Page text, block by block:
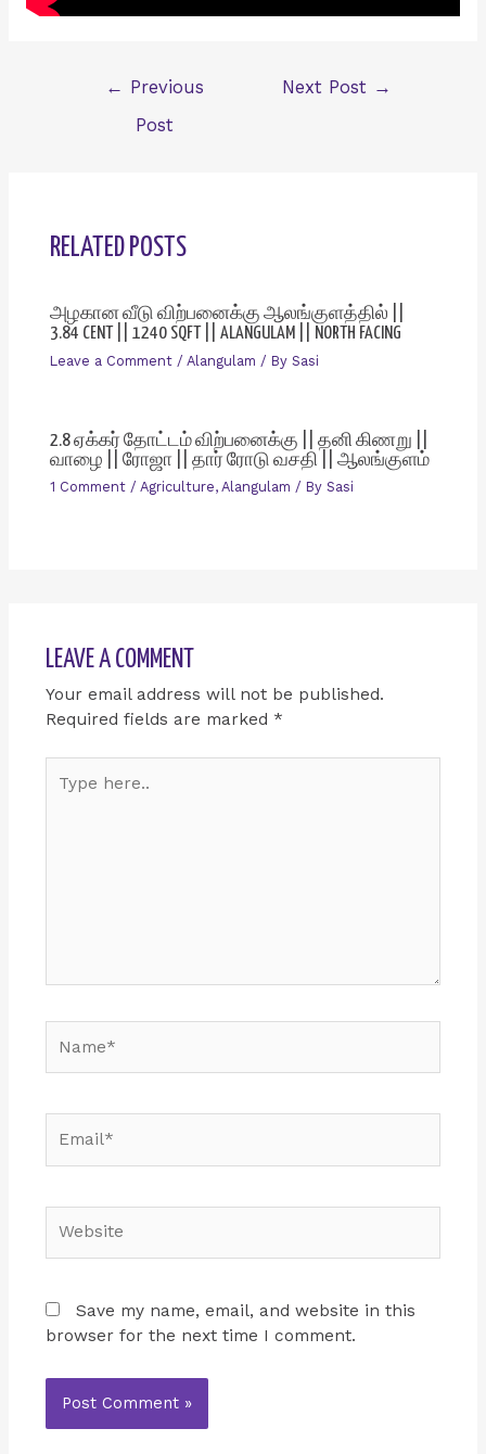
← Previous
Post
Next Post →
RELATED POSTS
அழகான வீடு விற்பனைக்கு ஆலங்குளத்தில் ||
3.84 CENT || 1240 SQFT || ALANGULAM || NORTH FACING
Leave a Comment / Alangulam / By Sasi
2.8 ஏக்கர் தோட்டம் விற்பனைக்கு || தனி கிணறு ||
வாழை || ரோஜா || தார் ரோடு வசதி || ஆலங்குளம்
1 Comment / Agriculture, Alangulam / By Sasi
LEAVE A COMMENT
Your email address will not be published.
Required fields are marked *
here..
Save my name, email, and website in this
browser for the next time I comment.